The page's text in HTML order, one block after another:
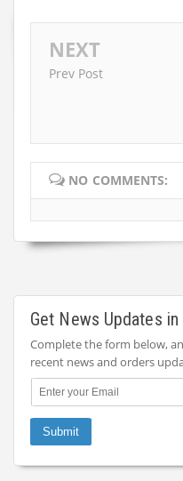
NEXT
Prev Post
NO COMMENTS:
Get News Updates
Complete the form below,
recent news and orders